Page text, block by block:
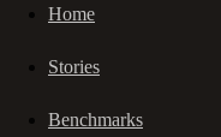
Home
Stories
Benchmarks